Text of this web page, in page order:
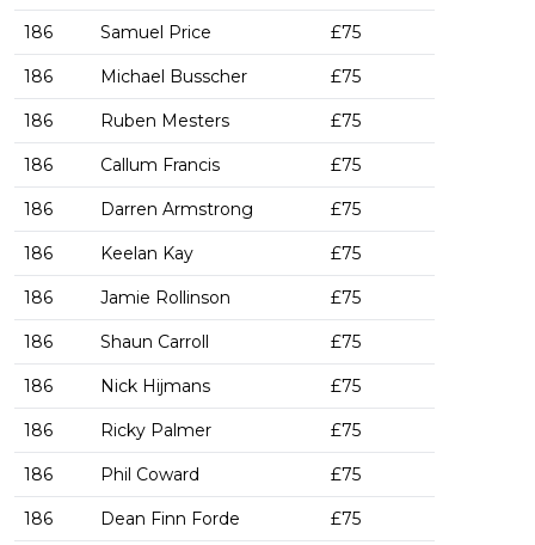
186 Samuel Price £75
186 Michael Busscher £75
186 Ruben Mesters £75
186 Callum Francis £75
186 Darren Armstrong £75
186 Keelan Kay £75
186 Jamie Rollinson £75
186 Shaun Carroll £75
186 Nick Hijmans £75
186 Ricky Palmer £75
186 Phil Coward £75
186 Dean Finn Forde £75